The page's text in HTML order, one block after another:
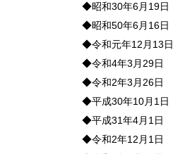
◆昭和30年6月19日
◆昭和50年6月16日
◆令和元年12月13日
◆令和4年3月29日
◆令和2年3月26日
◆平成30年10月1日
◆平成31年4月1日
◆令和2年12月1日